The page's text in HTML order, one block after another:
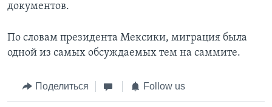
документов.
По словам президента Мексики, миграция была
одной из самых обсуждаемых тем на саммите.
Поделиться Follow us